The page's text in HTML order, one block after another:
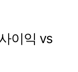
이익 vs